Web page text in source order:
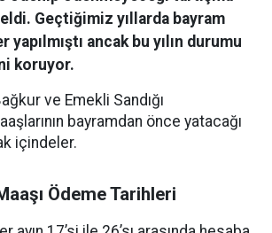
Geçtiğimiz yıllarda bayram
ancak bu yılın durumu
koruyor.
ve Emekli Sandığı
bayramdan önce yatacağı
içindeler.
Ödeme Tarihleri